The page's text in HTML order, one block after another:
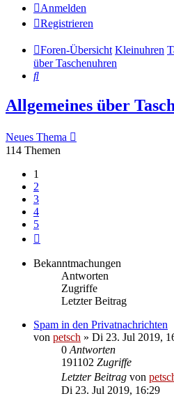
Anmelden
Registrieren
Foren-Übersicht Kleinuhren
über Taschenuhren
Suche
Allgemeines über
Neues Thema
114 Themen
1
2
3
4
5
Bekanntmachungen
Antworten
Zugriffe
Letzter Beitrag
Spam in den Privatnachrichten
von petsch » Di 23. Jul 2019,
0 Antworten
191102 Zugriffe
Letzter Beitrag von
Di 23. Jul 2019, 16:29